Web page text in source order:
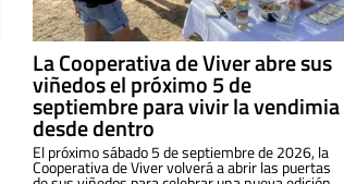
La Cooperativa de Viver abre sus
viñedos el próximo 5 de
septiembre para vivir la vendimia
desde dentro
El próximo sábado 5 de septiembre de 2026, la
Cooperativa de Viver volverá a abrir las puertas